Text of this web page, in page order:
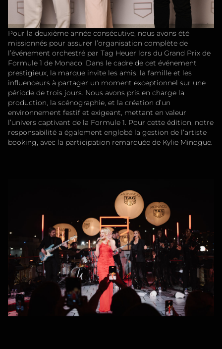
Pour la deuxième année consécutive, nous avons été
missionnés pour assurer l’organisation complète de
l’événement orchestré par Tag Heuer lors du Grand Prix de
Formule 1 de Monaco. Dans le cadre de cet événement
prestigieux, la marque invite les amis, la famille et les
influenceurs à partager un moment exceptionnel sur une
période de trois jours. Nous avons pris en charge la
production, la scénographie, et la création d’un
environnement festif et exigeant, mettant en valeur
l’univers captivant de la Formule 1. Pour cette édition, notre
responsabilité a également englobé la gestion de l’artiste
booking, avec la participation remarquée de Kylie Minogue.